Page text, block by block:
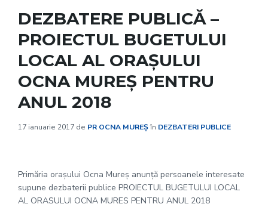
DEZBATERE PUBLICĂ –
PROIECTUL BUGETULUI
LOCAL AL ORAȘULUI
OCNA MUREȘ PENTRU
ANUL 2018
17 ianuarie 2017 de PR OCNA MUREȘîn DEZBATERI PUBLICE
Primăria orașului Ocna Mureș anunță persoanele interesate
supune dezbaterii publice PROIECTUL BUGETULUI LOCAL
AL ORAȘULUI OCNA MUREȘ PENTRU ANUL 2018